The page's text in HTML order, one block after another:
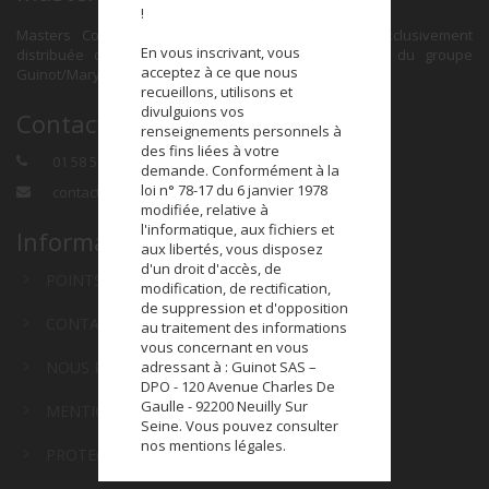
!
En vous inscrivant, vous
acceptez à ce que nous
recueillons, utilisons et
divulguions vos
renseignements personnels à
des fins liées à votre
demande. Conformément à la
loi n° 78-17 du 6 janvier 1978
modifiée, relative à
l'informatique, aux fichiers et
aux libertés, vous disposez
d'un droit d'accès, de
modification, de rectification,
de suppression et d'opposition
au traitement des informations
vous concernant en vous
adressant à : Guinot SAS –
DPO - 120 Avenue Charles De
Gaulle - 92200 Neuilly Sur
Seine. Vous pouvez consulter
nos mentions légales.
Masters Colors est une marque de maquillage exclusivement
distribuée dans le réseau des Instituts de Beauté du groupe
Guinot/Mary Cohr.
Contact
contact@masterscolors.com
Informations
POINTS DE VENTE
CONTACTEZ NOUS
NOUS REJOINDRE
MENTIONS LÉGALES
PROTECTION DES DONNÉES PERSONNELLES